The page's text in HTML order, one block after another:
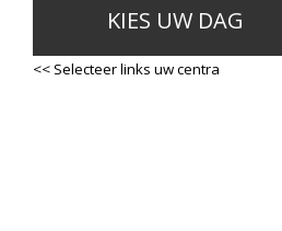
KIES UW DAG
<< Selecteer links uw centra